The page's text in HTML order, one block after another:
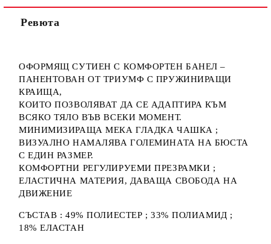
Ревюта
ОФОРМЯЩ СУТИЕН С КОМФОРТЕН БАНЕЛ –
ПАНЕНТОВАН ОТ ТРИУМФ С ПРУЖИНИРАЩИ
КРАИЩА,
КОИТО ПОЗВОЛЯВАТ ДА СЕ АДАПТИРА КЪМ
ВСЯКО ТЯЛО ВЪВ ВСЕКИ МОМЕНТ.
МИНИМИЗИРАЩА МЕКА ГЛАДКА ЧАШКА ;
ВИЗУАЛНО НАМАЛЯВА ГОЛЕМИНАТА НА БЮСТА
С ЕДИН РАЗМЕР.
КОМФОРТНИ РЕГУЛИРУЕМИ ПРЕЗРАМКИ ;
ЕЛАСТИЧНА МАТЕРИЯ, ДАВАЩА СВОБОДА НА
ДВИЖЕНИЕ
СЪСТАВ : 49% ПОЛИЕСТЕР ; 33% ПОЛИАМИД ;
18% ЕЛАСТАН